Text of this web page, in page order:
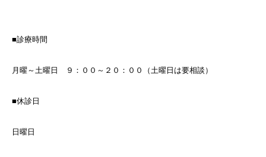
■診療時間
月曜～土曜日 ９：００～２０：００（土曜日は要相談）
■休診日
日曜日